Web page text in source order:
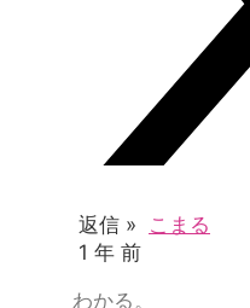
返信 » こまる
1 年 前
わかる。